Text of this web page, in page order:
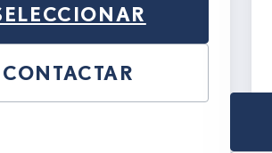
CONTACTAR